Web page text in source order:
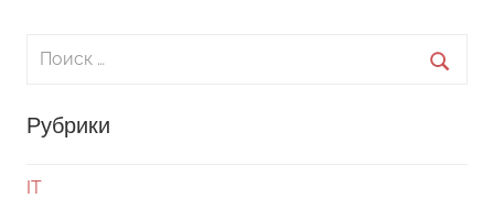
Поиск
Рубрики
IT